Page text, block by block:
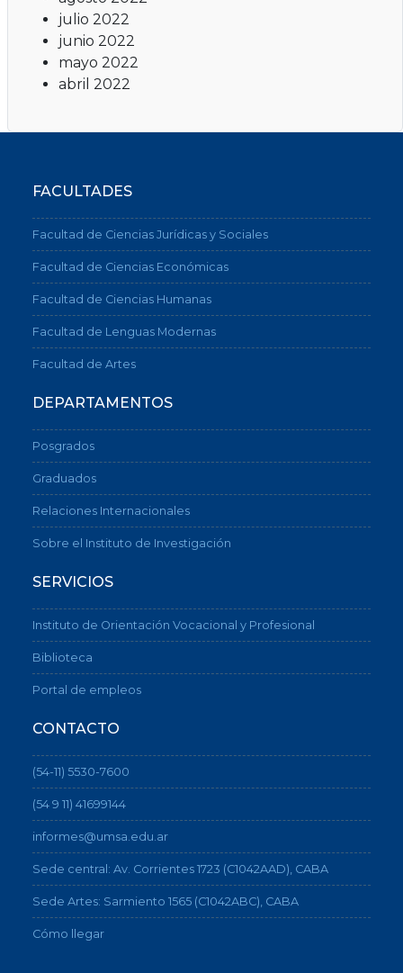
julio 2022
junio 2022
mayo 2022
abril 2022
FACULTADES
Facultad de Ciencias Jurídicas y Sociales
Facultad de Ciencias Económicas
Facultad de Ciencias Humanas
Facultad de Lenguas Modernas
Facultad de Artes
DEPARTAMENTOS
Posgrados
Graduados
Relaciones Internacionales
Sobre el Instituto de Investigación
SERVICIOS
Instituto de Orientación Vocacional y Profesional
Biblioteca
Portal de empleos
CONTACTO
(54-11) 5530-7600
(54 9 11) 41699144
informes@umsa.edu.ar
Sede central: Av. Corrientes 1723 (C1042AAD), CABA
Sede Artes: Sarmiento 1565 (C1042ABC), CABA
Cómo llegar